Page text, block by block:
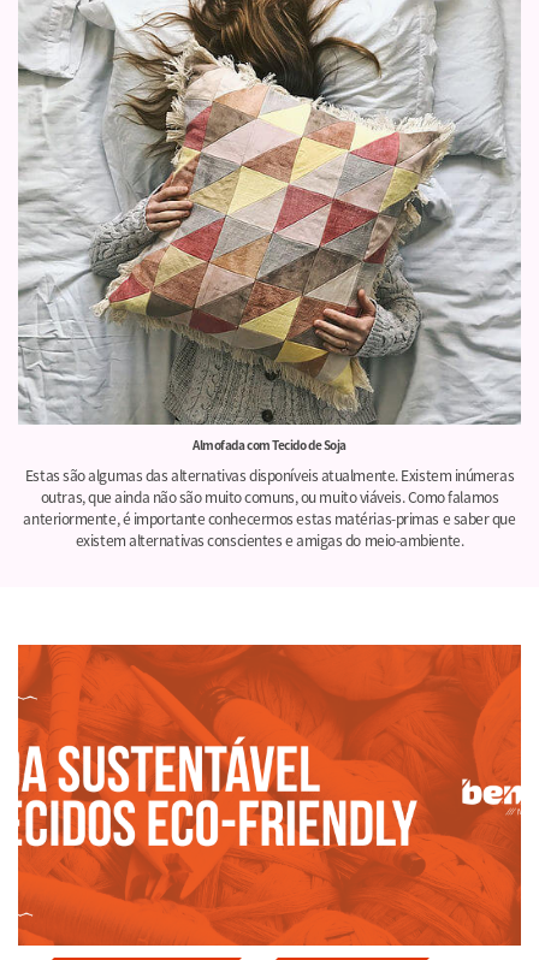
Almofada com Tecido de Soja
Estas são algumas das alternativas disponíveis atualmente. Existem inúmeras
outras, que ainda não são muito comuns, ou muito viáveis. Como falamos
anteriormente, é importante conhecermos estas matérias-primas e saber que
existem alternativas conscientes e amigas do meio-ambiente.